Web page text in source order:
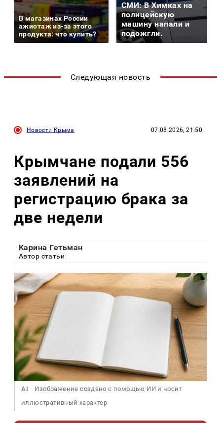
В магазинах России
ажиотаж из-за этого
продукта: что купить?
СМИ: В Химках на
полицейскую
машину напали и
подожгли.
Следующая новость
Новости Крыма 07.08.2026, 21:50
Крымчане подали 556
заявлений на
регистрацию брака за
две недели
Карина Гетьман
Автор статьи
AI
Изображение создано с помощью ИИ и носит
иллюстративный характер